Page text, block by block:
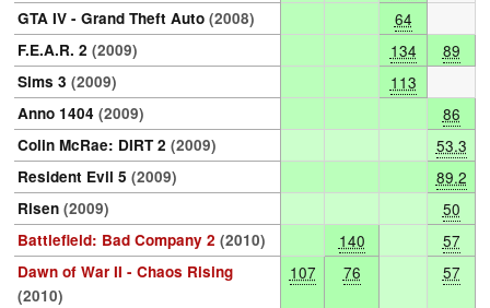
GTA IV - Grand Theft Auto (2008) 64
F.E.A.R. 2 (2009) 134 89
Sims 3 (2009) 113
Anno 1404 (2009) 86
Colin McRae: DIRT 2 (2009) 53.3
Resident Evil 5 (2009) 89.2
Risen (2009) 50
Battlefield: Bad Company 2 (2010) 140 57
Dawn of War II - Chaos Rising
(2010)
107 76 57